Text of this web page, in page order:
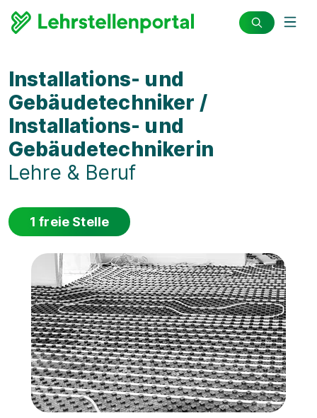
Installations- und
Gebäudetechniker /
Installations- und
Gebäudetechnikerin
Lehre & Beruf
1 freie Stelle